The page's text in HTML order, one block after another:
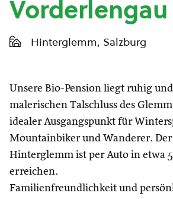
Vorderlengau
Hinterglemm, Salzburg
Unsere Bio-Pension liegt ruhig
malerischen Talschluss des
idealer Ausgangspunkt für
Mountainbiker und Wanderer.
Hinterglemm ist per Auto in etwa
erreichen.
Familienfreundlichkeit und